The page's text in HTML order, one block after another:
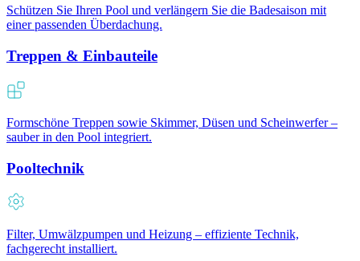
Schützen Sie Ihren Pool und verlängern Sie die Badesaison mit
einer passenden Überdachung.
Treppen & Einbauteile
Formschöne Treppen sowie Skimmer, Düsen und Scheinwerfer –
sauber in den Pool integriert.
Pooltechnik
Filter, Umwälzpumpen und Heizung – effiziente Technik,
fachgerecht installiert.